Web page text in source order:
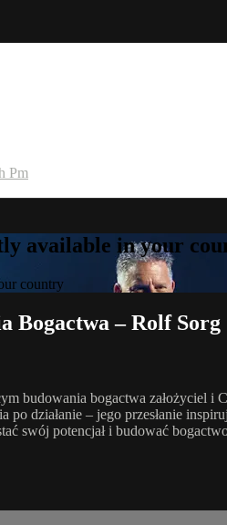
Pm
available in your
country
Bogactwa – Rolf Sorg
budowania bogactwa założyciel i
po działanie – jego przesłanie
swój potencjał i budować